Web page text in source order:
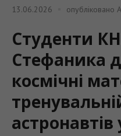
13.06.2026 опубліковано
Студенти
Стефаника
космічні